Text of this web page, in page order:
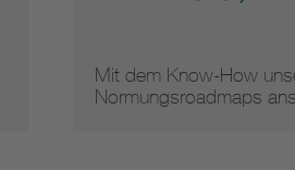
Mit dem Know-How
Normungsroadmaps